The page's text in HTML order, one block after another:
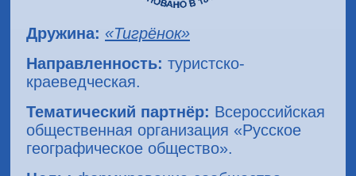
Дружина: «Тигрёнок»
Направленность: туристско-
краеведческая.
Тематический партнёр: Всероссийская
общественная организация «Русское
географическое общество».